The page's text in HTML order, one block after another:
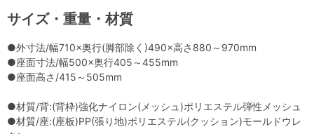
サイズ・重量・材質
●外寸法/幅710×奥行(脚部除く)490×高さ880～970mm
●座面寸法/幅500×奥行405～455mm
●座面高さ/415～505mm
●材質/背:(背枠)強化ナイロン(メッシュ)ポリエステル弾性メッシュ
●材質/座:(座板)PP(張り地)ポリエステル(クッション)モールドウレ